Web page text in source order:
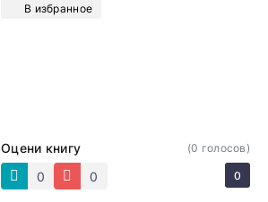
В избранное
Оцени книгу
0
0
(0 голосов)
0